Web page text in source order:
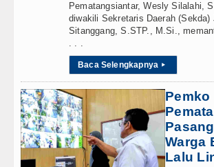
Pematangsiantar, Wesly Silalahi,
diwakili Sekretaris Daerah (Sekda)
Sitanggang, S.STP., M.Si.,
. . .
Baca Selengkapnya ▸
Pemko
Warga
Lalu